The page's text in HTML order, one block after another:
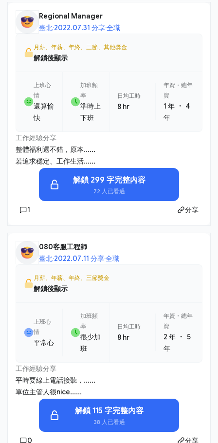
Regional Manager
臺北·2022.07.31 分享·全職
月薪、年薪、年終、三節、其他獎金
解鎖後顯示
上班心
情
還算愉
快
加班頻
率
準時上
下班
日均工時
8 hr
年資・總年
資
1 年 ・4
年
工作經驗分享
整體福利還不錯，原本......
若追求穩定、工作生活......
解鎖 299 字完整內容
72 人已看過
1 分享
080客服工程師
臺北·2022.07.11 分享·全職
月薪、年薪、年終、三節獎金
解鎖後顯示
上班心
情
平常心
加班頻
率
很少加
班
日均工時
8 hr
年資・總年
資
2 年 ・5
年
工作經驗分享
平時要線上電話接聽，......
單位主管人很nice......
解鎖 115 字完整內容
38 人已看過
0 分享